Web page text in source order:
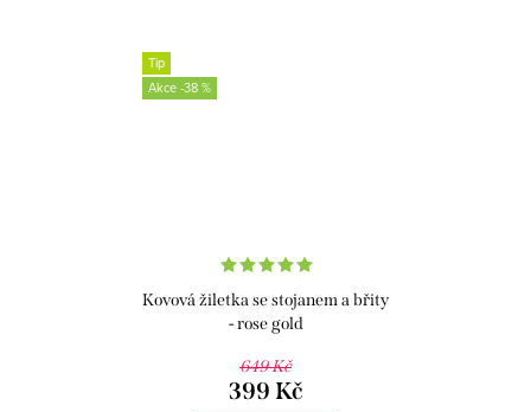
Tip
-38 %
Kovová žiletka se stojanem a břity
- rose gold
649 Kč
399 Kč